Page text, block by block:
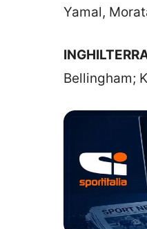
Yamal,
Bellingham;